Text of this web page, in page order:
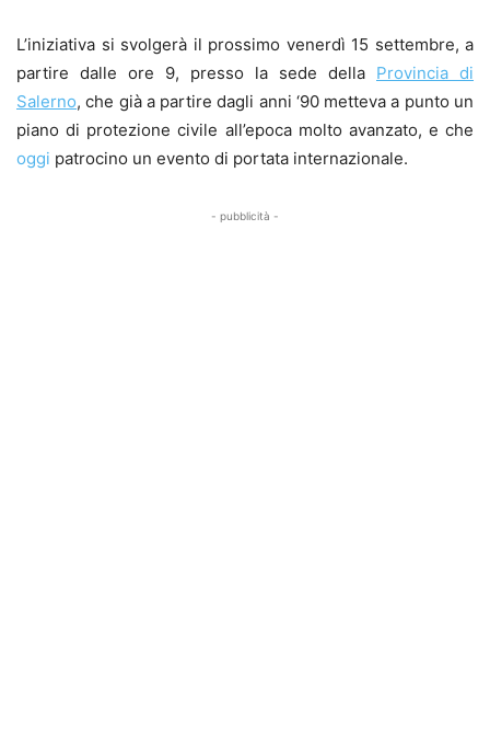
L’iniziativa si svolgerà il prossimo venerdì 15 settembre, a
partire dalle ore 9, presso la sede della Provincia di
Salerno, che già a partire dagli anni ‘90 metteva a punto un
piano di protezione civile all’epoca molto avanzato, e che
oggi patrocino un evento di portata internazionale.
- pubblicità -